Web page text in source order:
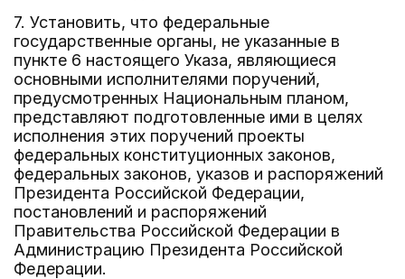
7. Установить, что федеральные
государственные органы, не указанные в
пункте 6 настоящего Указа, являющиеся
основными исполнителями поручений,
предусмотренных Национальным планом,
представляют подготовленные ими в целях
исполнения этих поручений проекты
федеральных конституционных законов,
федеральных законов, указов и распоряжений
Президента Российской Федерации,
постановлений и распоряжений
Правительства Российской Федерации в
Администрацию Президента Российской
Федерации.